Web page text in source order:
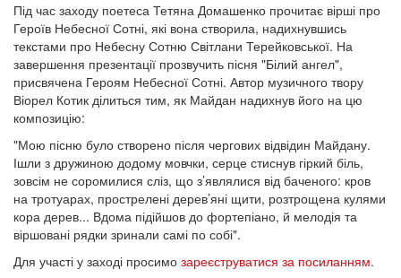
Під час заходу поетеса Тетяна Домашенко прочитає вірші про
Героїв Небесної Сотні, які вона створила, надихнувшись
текстами про Небесну Сотню Світлани Терейковської. На
завершення презентації прозвучить пісня "Білий ангел",
присвячена Героям Небесної Сотні. Автор музичного твору
Віорел Котик ділиться тим, як Майдан надихнув його на цю
композицію:
"Мою пісню було створено після чергових відвідин Майдану.
Ішли з дружиною додому мовчки, серце стиснув гіркий біль,
зовсім не соромилися сліз, що з’являлися від баченого: кров
на тротуарах, прострелені дерев’яні щити, розтрощена кулями
кора дерев... Вдома підійшов до фортепіано, й мелодія та
віршовані рядки зринали самі по собі".
Для участі у заході просимо зареєструватися за посиланням.